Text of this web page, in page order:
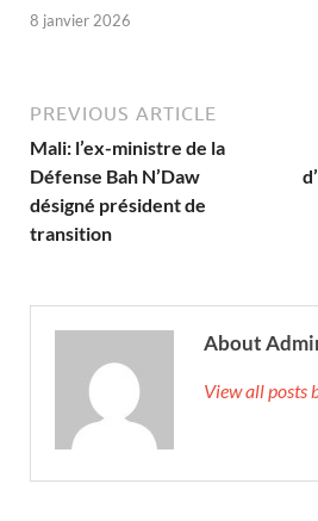
8 janvier 2026
PREVIOUS ARTICLE
Mali: l’ex-ministre de la
Défense Bah N’Daw
désigné président de
transition
About
View all